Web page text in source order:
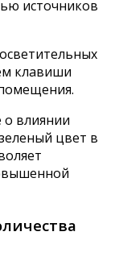
клавиши
о влиянии
цвет в